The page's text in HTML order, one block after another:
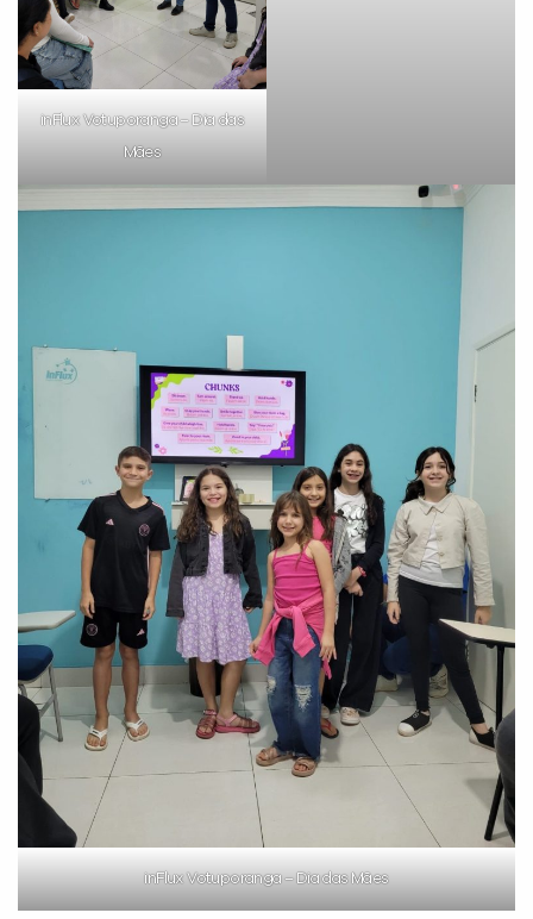
inFlux Votuporanga – Dia das
Mães
inFlux Votuporanga – Dia das Mães